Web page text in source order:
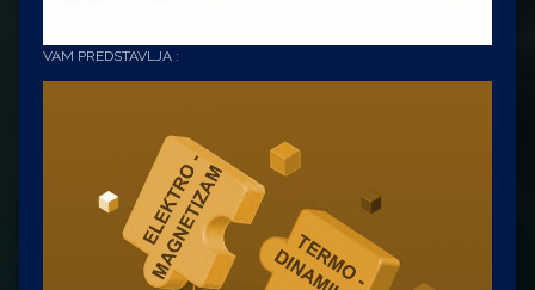
VAM PREDSTAVLJA :